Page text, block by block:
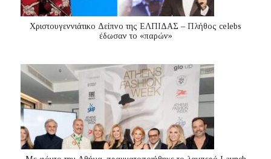
Χριστουγεννιάτικο Δείπνο της ΕΛΠΙΔΑΣ – Πλήθος celebs
έδωσαν το «παρών»